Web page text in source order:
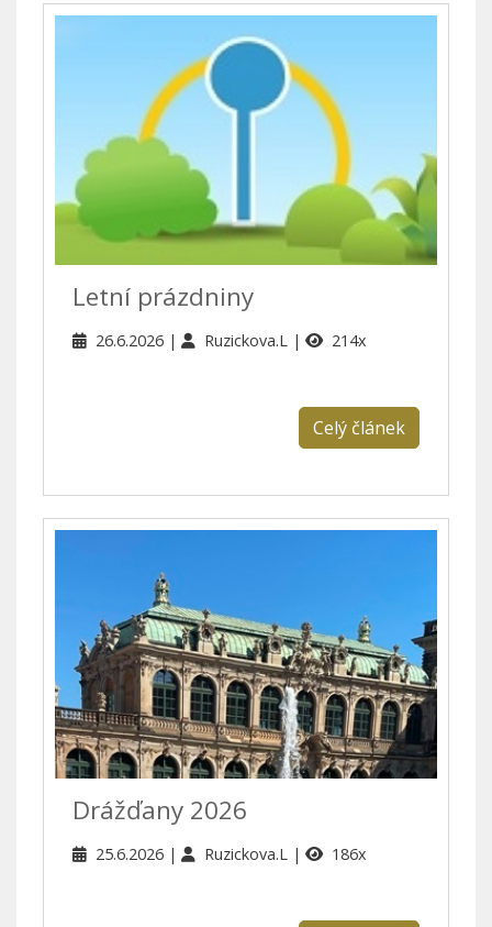
Letní prázdniny
26.6.2026 Ruzickova.L 214x
Celý článek
Drážďany 2026
25.6.2026 Ruzickova.L 186x